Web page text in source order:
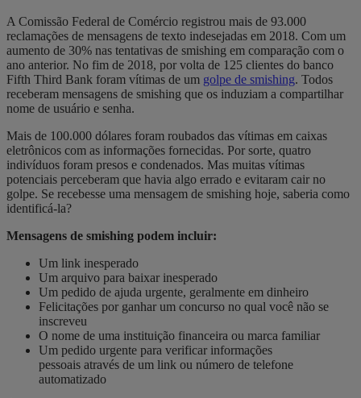
A Comissão Federal de Comércio registrou mais de 93.000
reclamações de mensagens de texto indesejadas em 2018. Com um
aumento de 30% nas tentativas de smishing em comparação com o
ano anterior. No fim de 2018, por volta de 125 clientes do banco
Fifth Third Bank foram vítimas de um golpe de smishing. Todos
receberam mensagens de smishing que os induziam a compartilhar
nome de usuário e senha.
Mais de 100.000 dólares foram roubados das vítimas em caixas
eletrônicos com as informações fornecidas. Por sorte, quatro
indivíduos foram presos e condenados. Mas muitas vítimas
potenciais perceberam que havia algo errado e evitaram cair no
golpe. Se recebesse uma mensagem de smishing hoje, saberia como
identificá-la?
Mensagens de smishing podem incluir:
Um link inesperado
Um arquivo para baixar inesperado
Um pedido de ajuda urgente, geralmente em dinheiro
Felicitações por ganhar um concurso no qual você não se
inscreveu
O nome de uma instituição financeira ou marca familiar
Um pedido urgente para verificar informações
pessoais através de um link ou número de telefone
automatizado